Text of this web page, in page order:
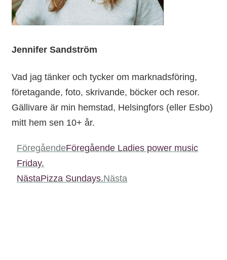
Jennifer Sandström
Vad jag tänker och tycker om marknadsföring,
företagande, foto, skrivande, böcker och resor.
Gällivare är min hemstad, Helsingfors (eller Esbo)
mitt hem sen 10+ år.
FöregåendeFöregående Ladies power music
Friday.
NästaPizza Sundays.Nästa